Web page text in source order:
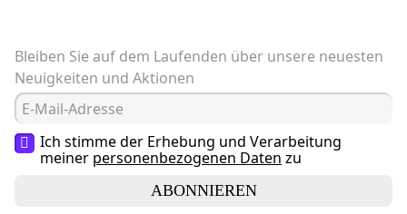
Bleiben Sie auf dem Laufenden über unsere neuesten
Neuigkeiten und Aktionen
Ich stimme der Erhebung und Verarbeitung
meiner personenbezogenen Daten zu
ABONNIEREN